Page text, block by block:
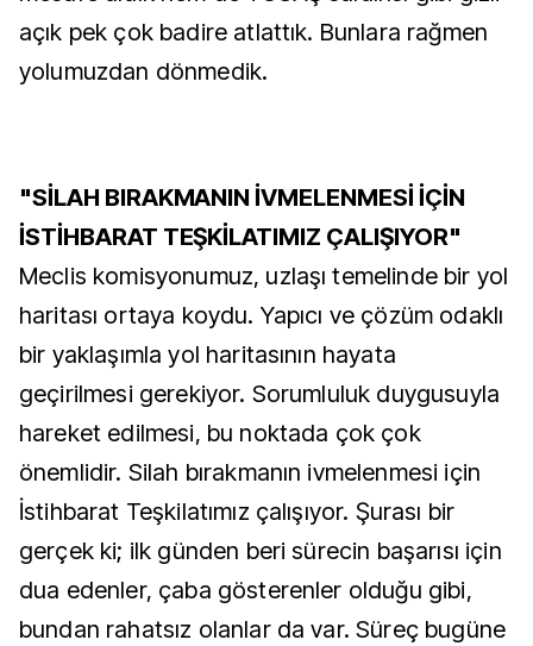
açık pek çok badire atlattık. Bunlara rağmen
yolumuzdan dönmedik.
"SİLAH BIRAKMANIN İVMELENMESİ İÇİN
İSTİHBARAT TEŞKİLATIMIZ ÇALIŞIYOR"
Meclis komisyonumuz, uzlaşı temelinde bir yol
haritası ortaya koydu. Yapıcı ve çözüm odaklı
bir yaklaşımla yol haritasının hayata
geçirilmesi gerekiyor. Sorumluluk duygusuyla
hareket edilmesi, bu noktada çok çok
önemlidir. Silah bırakmanın ivmelenmesi için
İstihbarat Teşkilatımız çalışıyor. Şurası bir
gerçek ki; ilk günden beri sürecin başarısı için
dua edenler, çaba gösterenler olduğu gibi,
bundan rahatsız olanlar da var. Süreç bugüne